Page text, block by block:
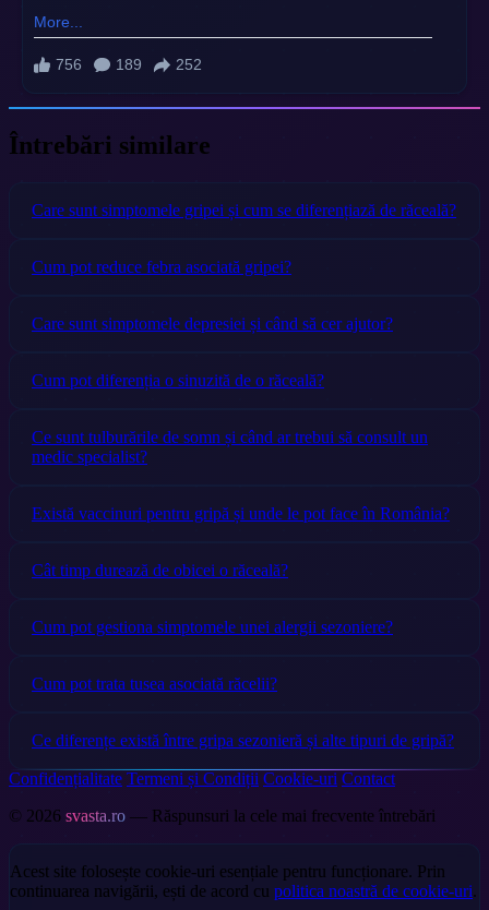
Întrebări similare
Care sunt simptomele gripei și cum se diferențiază de răceală?
Cum pot reduce febra asociată gripei?
Care sunt simptomele depresiei și când să cer ajutor?
Cum pot diferenția o sinuzită de o răceală?
Ce sunt tulburările de somn și când ar trebui să consult un
medic specialist?
Există vaccinuri pentru gripă și unde le pot face în România?
Cât timp durează de obicei o răceală?
Cum pot gestiona simptomele unei alergii sezoniere?
Cum pot trata tusea asociată răcelii?
Ce diferențe există între gripa sezonieră și alte tipuri de gripă?
Confidențialitate Termeni și Condiții Cookie-uri Contact
© 2026 svasta.ro — Răspunsuri la cele mai frecvente întrebări
Acest site folosește cookie-uri esențiale pentru funcționare. Prin
continuarea navigării, ești de acord cu politica noastră de cookie-uri.